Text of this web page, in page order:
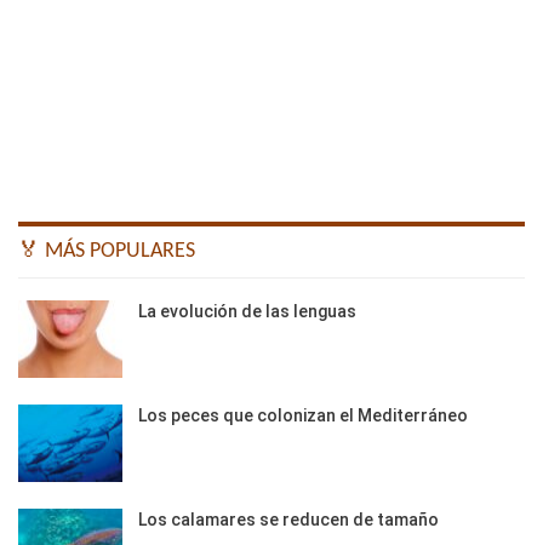
🏅 MÁS POPULARES
La evolución de las lenguas
Los peces que colonizan el Mediterráneo
Los calamares se reducen de tamaño